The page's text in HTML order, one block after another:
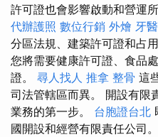
許可證也會影響啟動和營運
代辦護照 數位行銷 外燴 牙
分區法規、建築許可證和占
您將需要健康許可證、食品
證。 尋人找人 推拿 整骨 這
司法管轄區而異。 開設有限
業務的第一步。 台胞證台北
國開設和經營有限責任公司。